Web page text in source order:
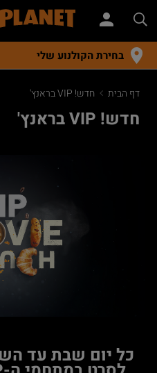
בחירת הקולנוע שלי
דף הבית חדש! VIP בראנץ'
חדש! VIP בראנץ'